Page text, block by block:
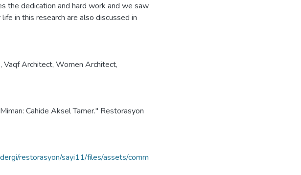
the dedication and hard work and we saw
in this research are also discussed in
, Vaqf Architect, Women Architect,
Cahide Aksel Tamer." Restorasyon
restorasyon/sayi11/files/assets/comm